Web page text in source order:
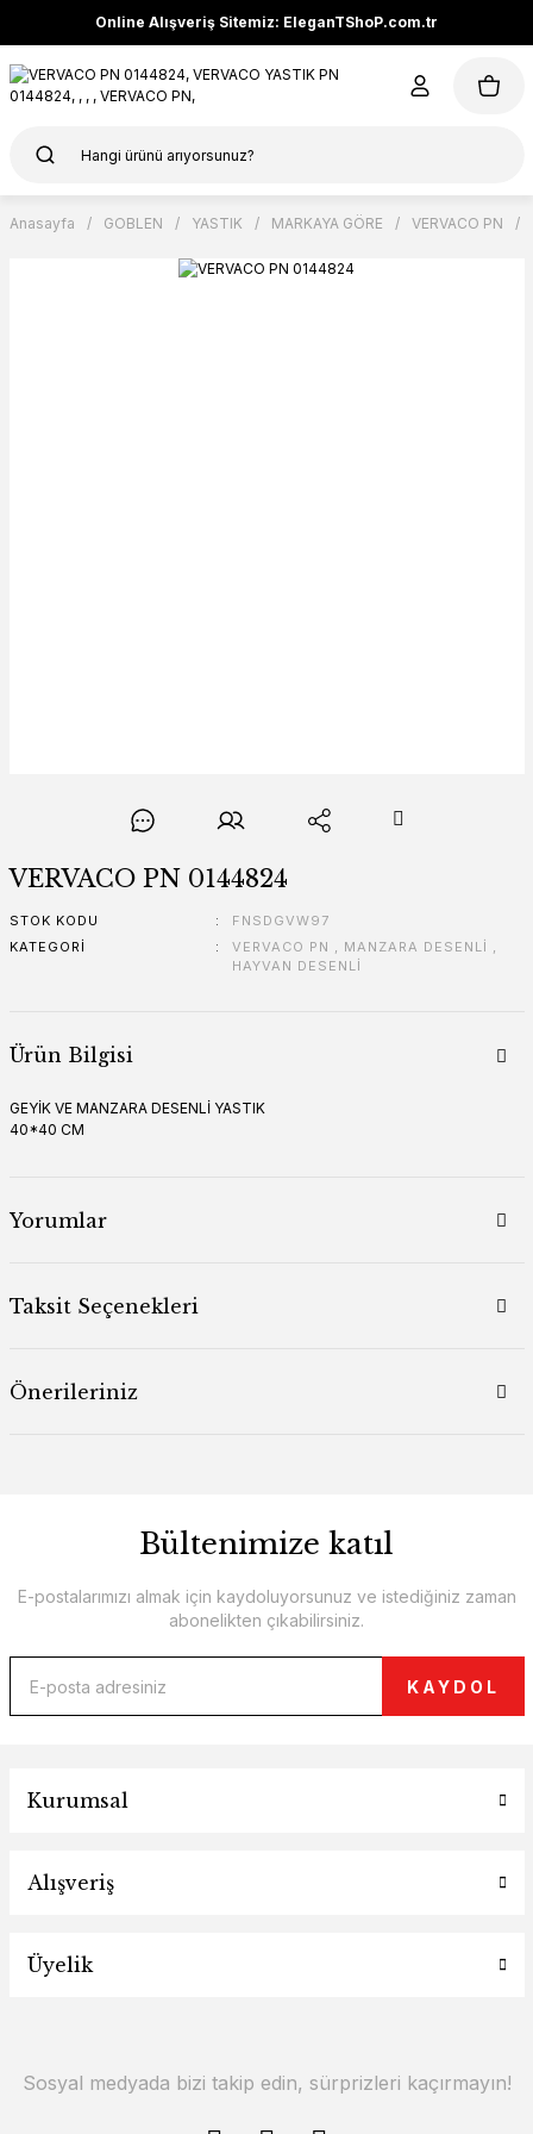
Online Alışveriş Sitemiz: EleganTShoP.com.tr
Anasayfa GOBLEN YASTIK MARKAYA GÖRE VERVACO PN
VERVACO PN 0144824
STOK KODU
FNSDGVW97
KATEGORI
VERVACO PN , MANZARA DESENLİ ,
HAYVAN DESENLİ
Ürün Bilgisi
GEYİK VE MANZARA DESENLİ YASTIK
40*40 CM
Yorumlar
Taksit Seçenekleri
Önerileriniz
Bültenimize katıl
E-postalarımızı almak için kaydoluyorsunuz ve istediğiniz zaman
abonelikten çıkabilirsiniz.
KAYDOL
Kurumsal
Alışveriş
Üyelik
Sosyal medyada bizi takip edin, sürprizleri kaçırmayın!